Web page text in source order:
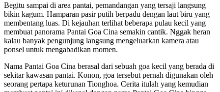
Begitu sampai di area pantai, pemandangan yang tersaji langsung
bikin kagum. Hamparan pasir putih berpadu dengan laut biru yang
membentang luas. Di kejauhan terlihat beberapa pulau kecil yang
membuat panorama Pantai Goa Cina semakin cantik. Nggak heran
kalau banyak pengunjung langsung mengeluarkan kamera atau
ponsel untuk mengabadikan momen.
Nama Pantai Goa Cina berasal dari sebuah goa kecil yang berada di
sekitar kawasan pantai. Konon, goa tersebut pernah digunakan oleh
seorang pertapa keturunan Tionghoa. Cerita itulah yang kemudian